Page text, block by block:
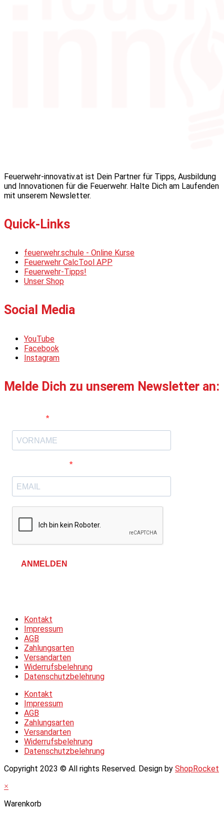
Feuerwehr-innovativ.at ist Dein Partner für Tipps, Ausbildung
und Innovationen für die Feuerwehr. Halte Dich am Laufenden
mit unserem Newsletter.
Quick-Links
feuerwehr.schule - Online Kurse
Feuerwehr CalcTool APP
Feuerwehr-Tipps!
Unser Shop
Social Media
YouTube
Facebook
Instagram
Melde Dich zu unserem Newsletter an:
ANMELDEN
Kontakt
Impressum
AGB
Zahlungsarten
Versandarten
Widerrufsbelehrung
Datenschutzbelehrung
Kontakt
Impressum
AGB
Zahlungsarten
Versandarten
Widerrufsbelehrung
Datenschutzbelehrung
Copyright 2023 © All rights Reserved. Design by ShopRocket
×
Warenkorb